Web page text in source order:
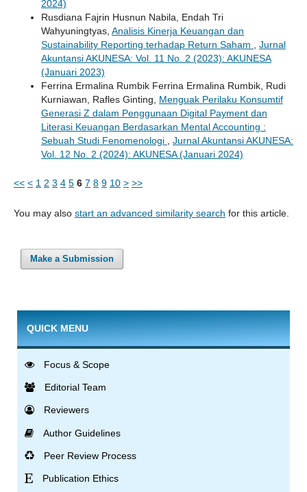
2024)
Rusdiana Fajrin Husnun Nabila, Endah Tri
Wahyuningtyas, Analisis Kinerja Keuangan dan
Sustainability Reporting terhadap Return Saham
Jurnal
Akuntansi AKUNESA: Vol. 11 No. 2 (2023): AKUNESA
(Januari 2023)
Ferrina Ermalina Rumbik Ferrina Ermalina Rumbik, Rudi
Kurniawan, Rafles Ginting, Menguak Perilaku Konsumtif
Generasi Z dalam Penggunaan Digital Payment dan
Literasi Keuangan Berdasarkan Mental Accounting :
Sebuah Studi Fenomenologi
Jurnal Akuntansi AKUNESA:
Vol. 12 No. 2 (2024): AKUNESA (Januari 2024)
<< < 1 2 3 4 5 6 7 8 9 10 > >>
You may also start an advanced similarity search for this article.
Make a Submission
QUICK MENU
Focus & Scope
Editorial Team
Reviewers
Author Guidelines
Peer Review Process
Publication Ethics